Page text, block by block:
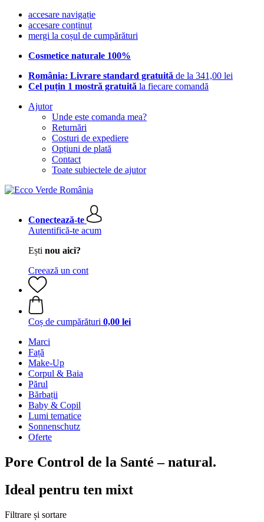
accesare navigație
accesare conținut
mergi la coșul de cumpărături
Cosmetice naturale 100%
România: Livrare standard gratuită de la 341,00 lei
Cel puțin 1 mostră gratuită la fiecare comandă
Ajutor
Unde este comanda mea?
Returnări
Costuri de expediere
Opțiuni de plată
Contact
Toate subiectele de ajutor
Conectează-te
Autentifică-te acum
Ești nou aici?
Creează un cont
Coș de cumpărături 0,00 lei
Marci
Față
Make-Up
Corpul & Baia
Părul
Bărbații
Baby & Copil
Lumi tematice
Sonnenschutz
Oferte
Pore Control de la Santé – natural.
Ideal pentru ten mixt
Filtrare și sortare